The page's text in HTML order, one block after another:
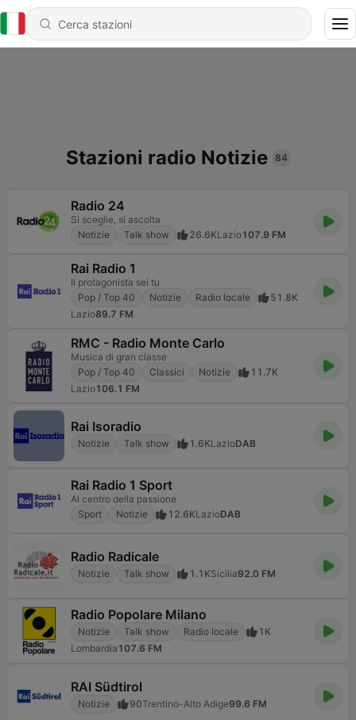
Stazioni radio Notizie 84
Radio 24
Si sceglie, si ascolta
Notizie
Talk show 26.6KLazio107.9 FM
Rai Radio 1
Il protagonista sei tu
Pop / Top 40
Notizie Radio locale
51.8K
Lazio89.7 FM
RMC - Radio Monte Carlo
Musica di gran classe
Pop / Top 40
Classici Notizie
11.7K
Lazio106.1 FM
Rai Isoradio
Notizie Talk show 1.6KLazioDAB
Rai Radio 1 Sport
Al centro della passione
Sport
Notizie 12.6KLazioDAB
Radio Radicale
Notizie Talk show 1.1KSicilia92.0 FM
Radio Popolare Milano
Notizie Talk show Radio locale
1K
Lombardia 107.6 FM
RAI Südtirol
Notizie 90Trentino-Alto Adige99.6 FM